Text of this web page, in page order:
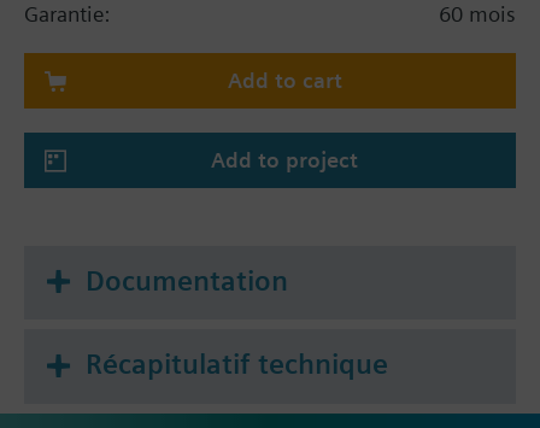
Garantie:
60 mois
Add to cart
Add to project
Documentation
Récapitulatif technique